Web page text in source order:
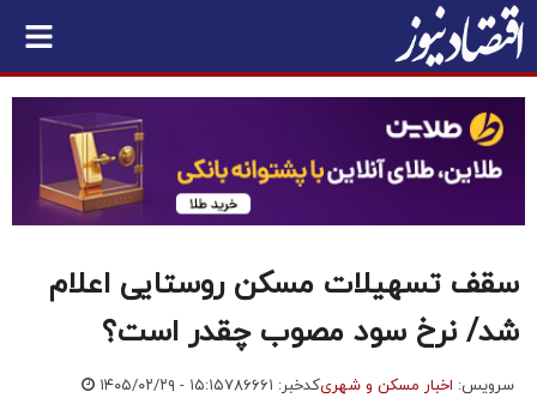
سقف تسهیلات مسکن روستایی اعلام
شد/ نرخ سود مصوب چقدر است؟
سرویس: اخبار مسکن و شهریکدخبر: ۷۸۶۶۶۱ ۱۴۰۵/۰۲/۲۹ - ۱۵:۱۵